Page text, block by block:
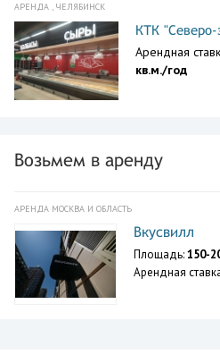
АРЕНДА , ЧЕЛЯБИНСК
КТК
Арендная
кв.м./год
Возьмем в аренду
АРЕНДА МОСКВА И ОБЛАСТЬ
Вкусвилл
Площадь:150-
Арендная